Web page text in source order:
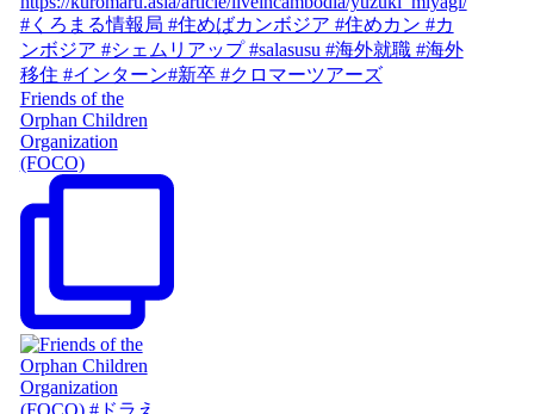
Friends of the
Orphan Children
Organization
(FOCO)